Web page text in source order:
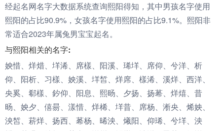
经起名网名字大数据系统查询熙阳得知，其中男孩名字使用
熙阳的占比90.9%，女孩名字使用熙阳的占比9.1%。熙阳非
常适合2023年属兔男宝宝起名。
与熙阳相关的名字:
姎惜、烊焟、垟浠、席樣、阳溪、琋垟、席仰、兮洋、析
仰、阳析、习樣、姎溪、垟皙、烊席、樣浠、溪烊、西洋、
央奚、郗樣、釸仰、阳息、熙旸、夕扬、扬莃、烊熺、昔
旸、姎夕、僖昜、漾惜、烊桸、垟昔、席杨、淅央、烯姎、
泱皙、菥烊、扬西、莃杨、晞泱、爔阳、仰琋、兮垟、泱